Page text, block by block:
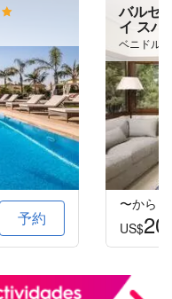
予約
バルセ
イ スパ
ベニドル
〜から
US$